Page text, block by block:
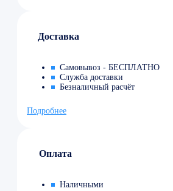
Доставка
Самовывоз - БЕСПЛАТНО
Служба доставки
Безналичный расчёт
Подробнее
Оплата
Наличными